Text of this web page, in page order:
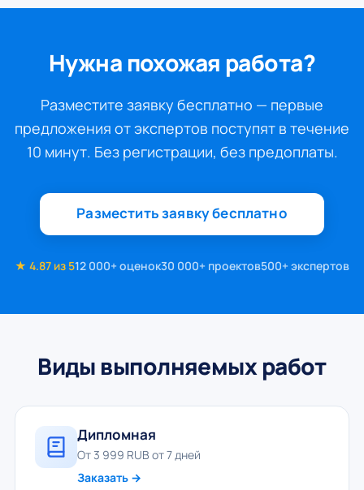
Нужна похожая работа?
Разместите заявку бесплатно — первые
предложения от экспертов поступят в течение
10 минут. Без регистрации, без предоплаты.
Разместить заявку бесплатно
★ 4.87 из 512 000+ оценок30 000+ проектов500+ экспертов
Виды выполняемых работ
Дипломная
От 3 999 RUB от 7 дней
Заказать →